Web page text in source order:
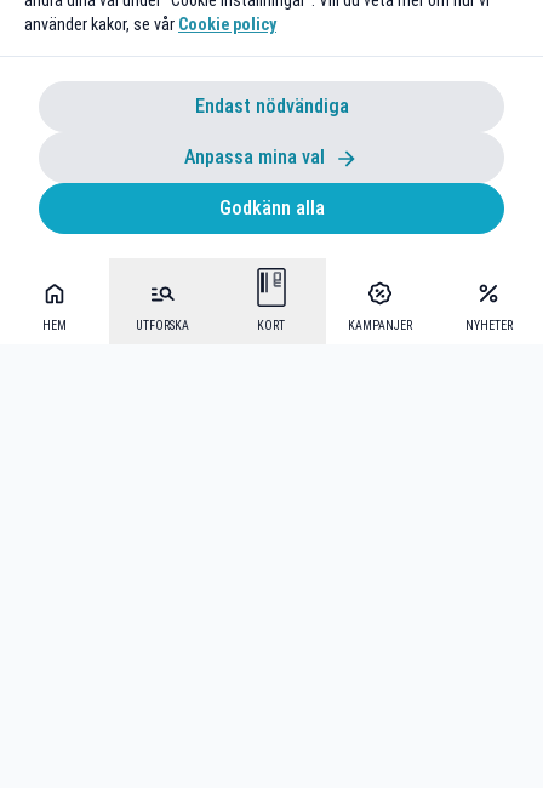
HEM UTFORSKA KORT KAMPANJER NYHETER
använder kakor, se vår Cookie policy
Endast nödvändiga
Anpassa mina val
Godkänn alla